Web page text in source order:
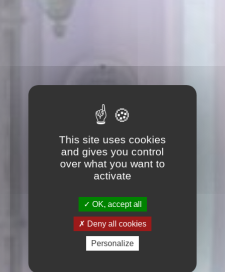
This site uses cookies
and gives you control
over what you want to
activate
OK, accept all
Deny all cookies
Personalize